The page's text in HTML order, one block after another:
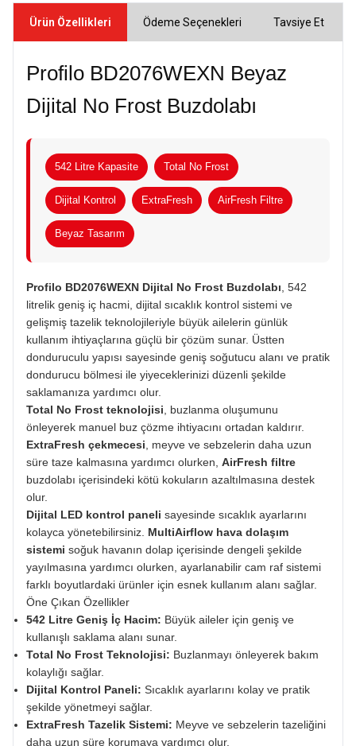
Ürün Özellikleri Ödeme Seçenekleri Tavsiye Et
Profilo BD2076WEXN Beyaz
Dijital No Frost Buzdolabı
542 Litre Kapasite Total No Frost
Dijital Kontrol ExtraFresh AirFresh Filtre
Beyaz Tasarım
Profilo BD2076WEXN Dijital No Frost Buzdolabı, 542
litrelik geniş iç hacmi, dijital sıcaklık kontrol sistemi ve
gelişmiş tazelik teknolojileriyle büyük ailelerin günlük
kullanım ihtiyaçlarına güçlü bir çözüm sunar. Üstten
donduruculu yapısı sayesinde geniş soğutucu alanı ve pratik
dondurucu bölmesi ile yiyeceklerinizi düzenli şekilde
saklamanıza yardımcı olur.
Total No Frost teknolojisi, buzlanma oluşumunu
önleyerek manuel buz çözme ihtiyacını ortadan kaldırır.
ExtraFresh çekmecesi, meyve ve sebzelerin daha uzun
süre taze kalmasına yardımcı olurken, AirFresh filtre
buzdolabı içerisindeki kötü kokuların azaltılmasına destek
olur.
Dijital LED kontrol paneli sayesinde sıcaklık ayarlarını
kolayca yönetebilirsiniz. MultiAirflow hava dolaşım
sistemi soğuk havanın dolap içerisinde dengeli şekilde
yayılmasına yardımcı olurken, ayarlanabilir cam raf sistemi
farklı boyutlardaki ürünler için esnek kullanım alanı sağlar.
Öne Çıkan Özellikler
542 Litre Geniş İç Hacim: Büyük aileler için geniş ve
kullanışlı saklama alanı sunar.
Total No Frost Teknolojisi: Buzlanmayı önleyerek bakım
kolaylığı sağlar.
Dijital Kontrol Paneli: Sıcaklık ayarlarını kolay ve pratik
şekilde yönetmeyi sağlar.
ExtraFresh Tazelik Sistemi: Meyve ve sebzelerin tazeliğini
daha uzun süre korumaya yardımcı olur.